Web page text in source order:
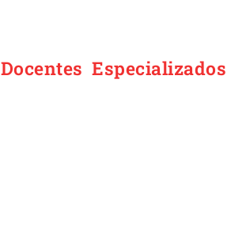
Docentes Especializados